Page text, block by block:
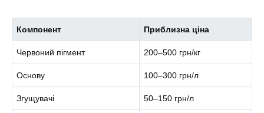
Компонент Приблизна ціна
Червоний пігмент 200–500 грн/кг
Основу 100–300 грн/л
Згущувачі 50–150 грн/л